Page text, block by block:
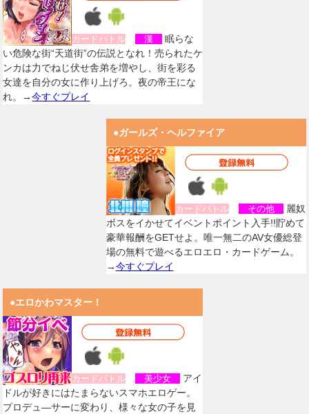
カードバトル 漢
眠らな
い危険な街“天道街”の伝説となれ！売られたケ
ンカは力でねじ伏せ舎弟を増やし、街を彩る
女達を自分の女に作り上げろ。夜の帝王にな
れ。→今すぐプレイ
●ガールズ・ヘルファイア
カードバトル その他
麗奴
ボスをイかせてイベントポイント入手!!貯めて
豪華報酬をGETせよ。唯一無二のAV女優総登
場の無料で遊べるエロエロ・カードゲーム。
→今すぐプレイ
●エロかわマスター！
カードバトル 美少女
アイ
ドルが好きにはたまらないスマホエロゲー。
プロデュ―サーに変わり、様々な女の子を見